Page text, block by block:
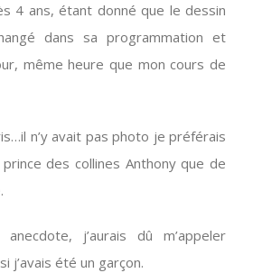
4 ans, étant donné que le dessin
dans sa programmation et
même heure que mon cours de
n’y avait pas photo je préférais
des collines Anthony que de
j’aurais dû m’appeler
j’avais été un garçon.